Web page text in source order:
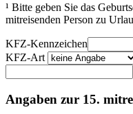
¹ Bitte geben Sie das
mitreisenden Person zu
KFZ-Kennzeichen
KFZ-Art
Angaben zur 15.